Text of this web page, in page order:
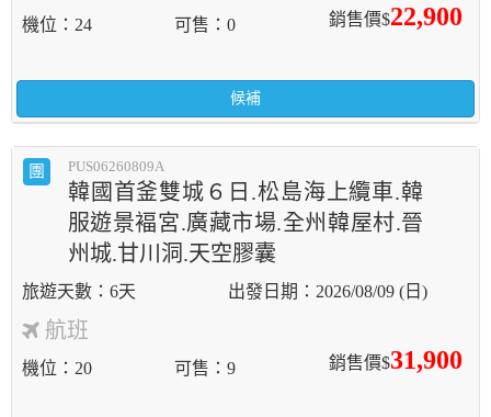
銷售價$22,900
機位 24 可售 0
候補
團 PUS06260809A
韓國首釜雙城６日.松島海上纜車.韓
服遊景褔宮.廣藏市場.全州韓屋村.晉
州城.甘川洞.天空膠囊
6天 2026/08/09 (日)
航班
銷售價$31,900
機位 20 可售 9